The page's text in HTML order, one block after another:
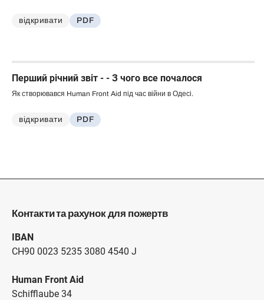
відкривати PDF
Перший річний звіт - - З чого все почалося
Як створювався Human Front Aid під час війни в Одесі.
відкривати PDF
Контакти та рахунок для пожертв
IBAN
CH90 0023 5235 3080 4540 J
Human Front Aid
Schifflaube 34